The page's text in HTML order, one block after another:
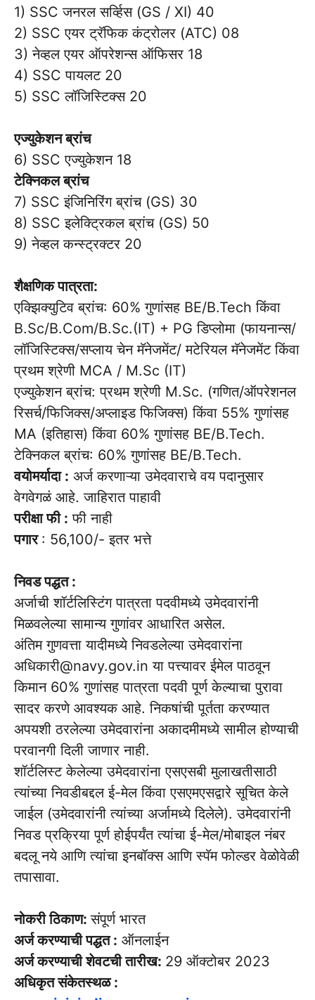
1) SSC जनरल सर्व्हिस (GS / XI) 40
2) SSC एयर ट्रॅफिक कंट्रोलर (ATC) 08
3) नेव्हल एयर ऑपरेशन्स ऑफिसर 18
4) SSC पायलट 20
5) SSC लॉजिस्टिक्स 20
एज्युकेशन ब्रांच
6) SSC एज्युकेशन 18
टेक्निकल ब्रांच
7) SSC इंजिनिरिंग ब्रांच (GS) 30
8) SSC इलेक्ट्रिकल ब्रांच (GS) 50
9) नेव्हल कन्स्ट्रक्टर 20
शैक्षणिक पात्रता:
एक्झिक्युटिव ब्रांच: 60% गुणांसह BE/B.Tech किंवा
B.Sc/B.Com/B.Sc.(IT) + PG डिप्लोमा (फायनान्स/
लॉजिस्टिक्स/सप्लाय चेन मॅनेजमेंट/ मटेरियल मॅनेजमेंट किंवा
प्रथम श्रेणी MCA / M.Sc (IT)
एज्युकेशन ब्रांच: प्रथम श्रेणी M.Sc. (गणित/ऑपरेशनल
रिसर्च/फिजिक्स/अप्लाइड फिजिक्स) किंवा 55% गुणांसह
MA (इतिहास) किंवा 60% गुणांसह BE/B.Tech.
टेक्निकल ब्रांच: 60% गुणांसह BE/B.Tech.
वयोमर्यादा : अर्ज करणाऱ्या उमेदवाराचे वय पदानुसार
वेगवेगळं आहे. जाहिरात पाहावी
परीक्षा फी : फी नाही
पगार : 56,100/- इतर भत्ते
निवड पद्धत :
अर्जाची शॉर्टलिस्टिंग पात्रता पदवीमध्ये उमेदवारांनी
मिळवलेल्या सामान्य गुणांवर आधारित असेल.
अंतिम गुणवत्ता यादीमध्ये निवडलेल्या उमेदवारांना
अधिकारी@navy.gov.in या पत्त्यावर ईमेल पाठवून
किमान 60% गुणांसह पात्रता पदवी पूर्ण केल्याचा पुरावा
सादर करणे आवश्यक आहे. निकषांची पूर्तता करण्यात
अपयशी ठरलेल्या उमेदवारांना अकादमीमध्ये सामील होण्याची
परवानगी दिली जाणार नाही.
शॉर्टलिस्ट केलेल्या उमेदवारांना एसएसबी मुलाखतीसाठी
त्यांच्या निवडीबद्दल ई-मेल किंवा एसएमएसद्वारे सूचित केले
जाईल (उमेदवारांनी त्यांच्या अर्जामध्ये दिलेले). उमेदवारांनी
निवड प्रक्रिया पूर्ण होईपर्यंत त्यांचा ई-मेल/मोबाइल नंबर
बदलू नये आणि त्यांचा इनबॉक्स आणि स्पॅम फोल्डर वेळोवेळी
तपासावा.
नोकरी ठिकाण:संपूर्ण भारत
अर्ज करण्याची पद्धत : ऑनलाईन
अर्ज करण्याची शेवटची तारीख: 29 ऑक्टोबर 2023
अधिकृत संकेतस्थळ :